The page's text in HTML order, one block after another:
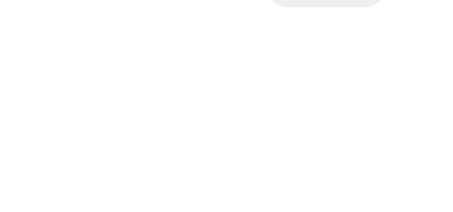
de harmonizar com diferentes ingredientes faz